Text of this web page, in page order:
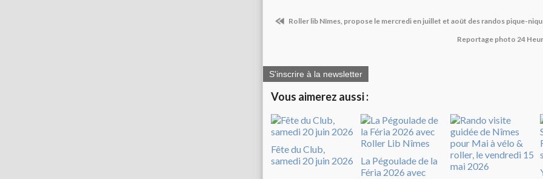
Roller lib Nîmes, propose le mercredi en juillet et août des randos pique-
Reportage photo 24
S'inscrire à la newsletter
Vous aimerez aussi :
Fête du Club,
samedi 20 juin 2026
La Pégoulade de la
Féria 2026 avec